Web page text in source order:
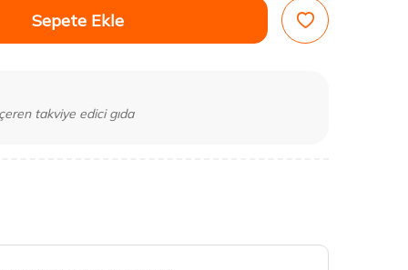
Sepete Ekle
takviye edici gıda